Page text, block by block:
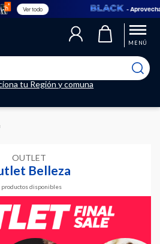
Ver todo - Aprovecha
MENÚ
tu Región y comuna
OUTLET
Belleza
productos disponibles